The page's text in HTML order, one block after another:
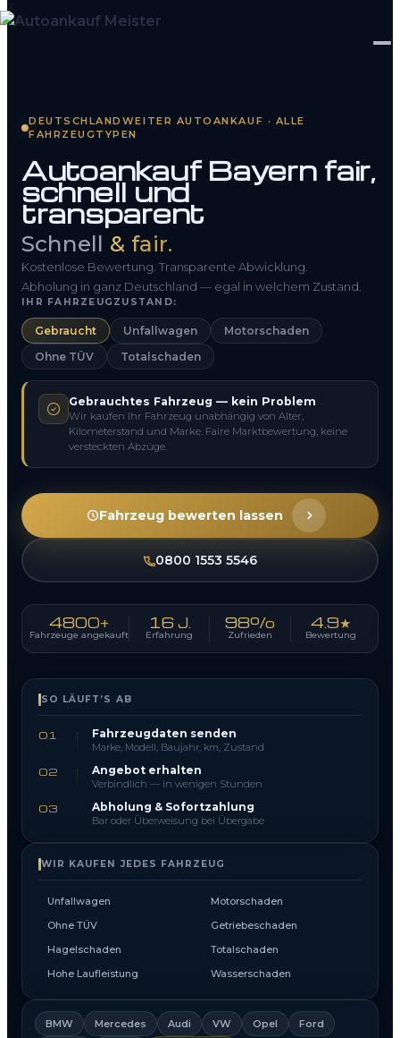
So funktioniert’s
Kontakt
FAQ
0800 1553 5546
Kostenlos anfragen
DEUTSCHLANDWEITER AUTOANKAUF · ALLE
FAHRZEUGTYPEN
Autoankauf Bayern fair,
schnell und
transparent
Schnell & fair.
Kostenlose Bewertung. Transparente Abwicklung.
Abholung in ganz Deutschland — egal in welchem Zustand.
IHR FAHRZEUGZUSTAND:
Gebraucht Unfallwagen
Motorschaden
Ohne TÜV
Totalschaden
Gebrauchtes Fahrzeug — kein Problem
Wir kaufen Ihr Fahrzeug unabhängig von Alter,
Kilometerstand und Marke. Faire Marktbewertung, keine
versteckten Abzüge.
Fahrzeug bewerten lassen
0800 1553 5546
4800+
Fahrzeuge angekauft
16 J.
Erfahrung
98%
Zufrieden
4.9★
Bewertung
SO LÄUFT’S AB
01 Fahrzeugdaten senden
Marke, Modell, Baujahr, km, Zustand
02 Angebot erhalten
Verbindlich — in wenigen Stunden
03 Abholung & Sofortzahlung
Bar oder Überweisung bei Übergabe
WIR KAUFEN JEDES FAHRZEUG
Unfallwagen
Motorschaden
Ohne TÜV
Getriebeschaden
Hagelschaden
Totalschaden
Hohe Laufleistung
Wasserschaden
BMW Mercedes Audi VW Opel
Ford